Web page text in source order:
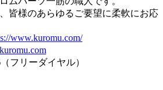
皆様のあらゆるご要望に柔軟にお応
www.kuromu.com/
フリーダイヤル）